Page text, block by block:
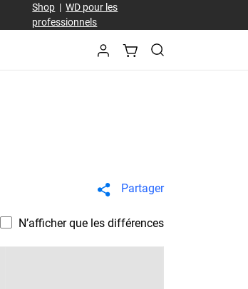
Shop |WD pour les
professionnels
Partager
N’afficher que les différences